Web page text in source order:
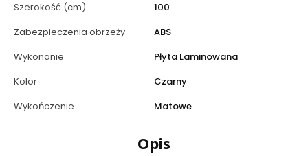
Szerokość (cm)
100
Zabezpieczenia obrzeży
ABS
Wykonanie
Płyta Laminowana
Kolor
Czarny
Wykończenie
Matowe
Opis